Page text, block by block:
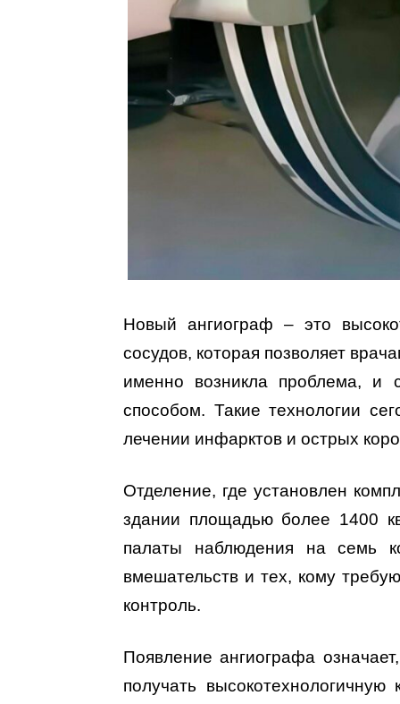
Новый ангиограф – это
сосудов, которая позволяет
именно возникла проблема, и
способом. Такие технологии
лечении инфарктов и острых
Отделение, где установлен
здании площадью более 1400
палаты наблюдения на семь
вмешательств и тех, кому
контроль.
Появление ангиографа
получать